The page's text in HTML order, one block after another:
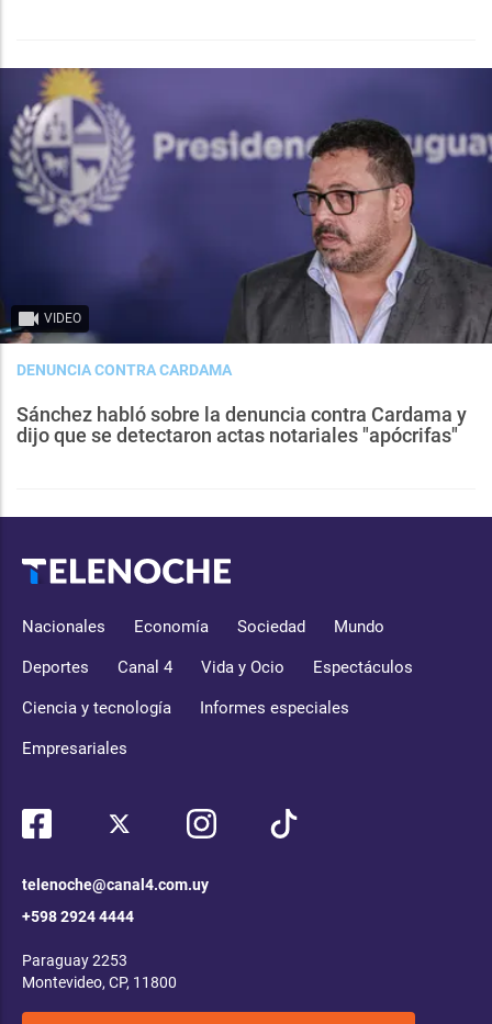
VIDEO
DENUNCIA CONTRA CARDAMA
Sánchez habló sobre la denuncia contra Cardama y
dijo que se detectaron actas notariales "apócrifas"
Nacionales Economía Sociedad Mundo
Deportes Canal 4 Vida y Ocio Espectáculos
Ciencia y tecnología Informes especiales
Empresariales
telenoche@canal4.com.uy
+598 2924 4444
Paraguay 2253
Montevideo, CP, 11800